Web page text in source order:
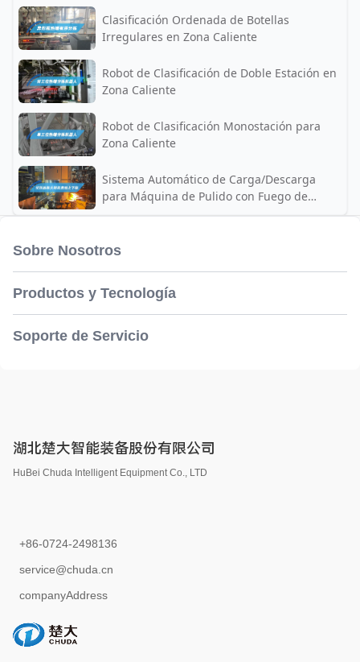
Clasificación Ordenada de Botellas
Irregulares en Zona Caliente
Robot de Clasificación de Doble Estación en
Zona Caliente
Robot de Clasificación Monostación para
Zona Caliente
Sistema Automático de Carga/Descarga
para Máquina de Pulido con Fuego de
Envases Cosméticos
Sobre Nosotros
Productos y Tecnología
Soporte de Servicio
湖北楚大智能装备股份有限公司
HuBei Chuda Intelligent Equipment Co., LTD
+86-0724-2498136
service@chuda.cn
companyAddress